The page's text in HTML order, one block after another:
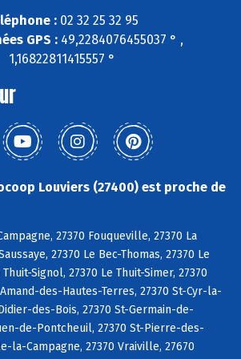
:02 32 25 32 95
GPS :49,2284076455037 ° ,
1,16822811415557 °
Louviers (27400) est proche de
27370 Fouqueville, 27370 La
27370 Le Bec-Thomas, 27370 Le
Signol, 27370 Le Thuit-Simer, 27370
des-Hautes-Terres, 27370 St-Cyr-la-
des-Bois, 27370 St-Germain-de-
de-Pontcheuil, 27370 St-Pierre-des-
la-Campagne, 27370 Vraiville, 27670